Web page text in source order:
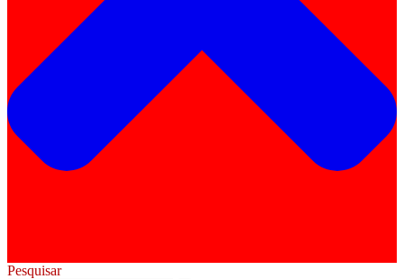
Pesquisar